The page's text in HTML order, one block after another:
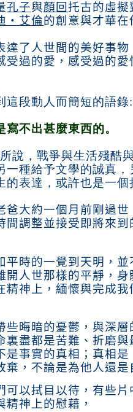
孔子與顏回托古的虛擬
‧艾倫的創意與才華
了人世間的美好事物
過的愛，感受過的
這段動人而簡短的語錄
不出甚麼東西的。
所說，戰爭與生活殘酷
一種給予文學的誠真
表達，或許也是一個
大約一個月前剛過世
間調整並接受即將來
時的一覺到天明，
人世那樣的平靜，身
精神上，緬懷與完成
些晦暗的憂鬱，與深
盡都是苦難、折磨與
是事實的真相；真相
，不論是為他人還
可以拭目以待，有些
神上的慰藉，